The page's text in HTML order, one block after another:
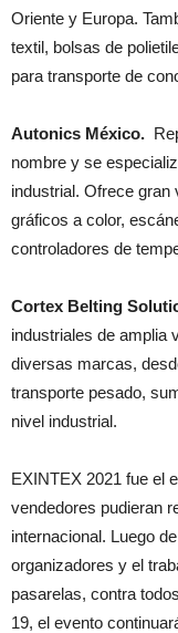
Oriente y Europa.
textil, bolsas de
para transporte de
Autonics México.
nombre y se
industrial. Ofrece
gráficos a color,
controladores de
Cortex Belting
industriales de amplia
diversas marcas,
transporte pesado,
nivel industrial.
EXINTEX 2021 fue el
vendedores pudieran
internacional. Luego
organizadores y el
pasarelas, contra
19, el evento